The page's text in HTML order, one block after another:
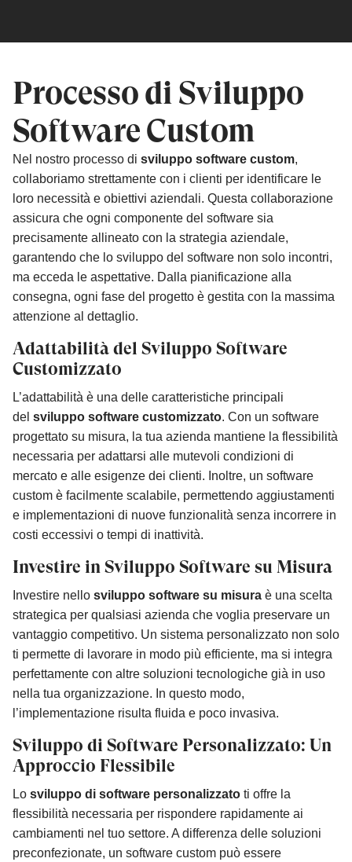
Processo di Sviluppo
Software Custom
Nel nostro processo di sviluppo software custom,
collaboriamo strettamente con i clienti per identificare le
loro necessità e obiettivi aziendali. Questa collaborazione
assicura che ogni componente del software sia
precisamente allineato con la strategia aziendale,
garantendo che lo sviluppo del software non solo incontri,
ma ecceda le aspettative. Dalla pianificazione alla
consegna, ogni fase del progetto è gestita con la massima
attenzione al dettaglio.
Adattabilità del Sviluppo Software
Customizzato
L’adattabilità è una delle caratteristiche principali
del sviluppo software customizzato. Con un software
progettato su misura, la tua azienda mantiene la flessibilità
necessaria per adattarsi alle mutevoli condizioni di
mercato e alle esigenze dei clienti. Inoltre, un software
custom è facilmente scalabile, permettendo aggiustamenti
e implementazioni di nuove funzionalità senza incorrere in
costi eccessivi o tempi di inattività.
Investire in Sviluppo Software su Misura
Investire nello sviluppo software su misura è una scelta
strategica per qualsiasi azienda che voglia preservare un
vantaggio competitivo. Un sistema personalizzato non solo
ti permette di lavorare in modo più efficiente, ma si integra
perfettamente con altre soluzioni tecnologiche già in uso
nella tua organizzazione. In questo modo,
l’implementazione risulta fluida e poco invasiva.
Sviluppo di Software Personalizzato: Un
Approccio Flessibile
Lo sviluppo di software personalizzato ti offre la
flessibilità necessaria per rispondere rapidamente ai
cambiamenti nel tuo settore. A differenza delle soluzioni
preconfezionate, un software custom può essere